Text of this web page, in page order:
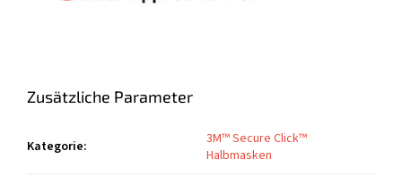
Zusätzliche Parameter
Kategorie:
3M™ Secure Click™
Halbmasken